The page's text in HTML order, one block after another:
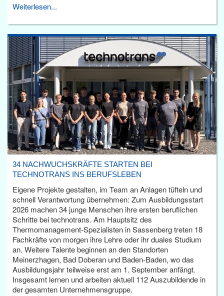
Weiterlesen...
34 NACHWUCHSKRÄFTE STARTEN BEI
TECHNOTRANS INS BERUFSLEBEN
Eigene Projekte gestalten, im Team an Anlagen tüfteln und
schnell Verantwortung übernehmen: Zum Ausbildungsstart
2026 machen 34 junge Menschen ihre ersten beruflichen
Schritte bei technotrans. Am Hauptsitz des
Thermomanagement-Spezialisten in Sassenberg treten 18
Fachkräfte von morgen ihre Lehre oder ihr duales Studium
an. Weitere Talente beginnen an den Standorten
Meinerzhagen, Bad Doberan und Baden-Baden, wo das
Ausbildungsjahr teilweise erst am 1. September anfängt.
Insgesamt lernen und arbeiten aktuell 112 Auszubildende in
der gesamten Unternehmensgruppe.